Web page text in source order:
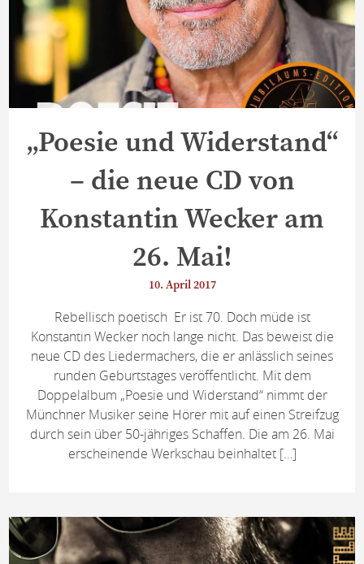
„Poesie und Widerstand“
– die neue CD von
Konstantin Wecker am
26. Mai!
10. April 2017
Rebellisch poetisch Er ist 70. Doch müde ist
Konstantin Wecker noch lange nicht. Das beweist die
neue CD des Liedermachers, die er anlässlich seines
runden Geburtstages veröffentlicht. Mit dem
Doppelalbum „Poesie und Widerstand“ nimmt der
Münchner Musiker seine Hörer mit auf einen Streifzug
durch sein über 50-jähriges Schaffen. Die am 26. Mai
erscheinende Werkschau beinhaltet […]